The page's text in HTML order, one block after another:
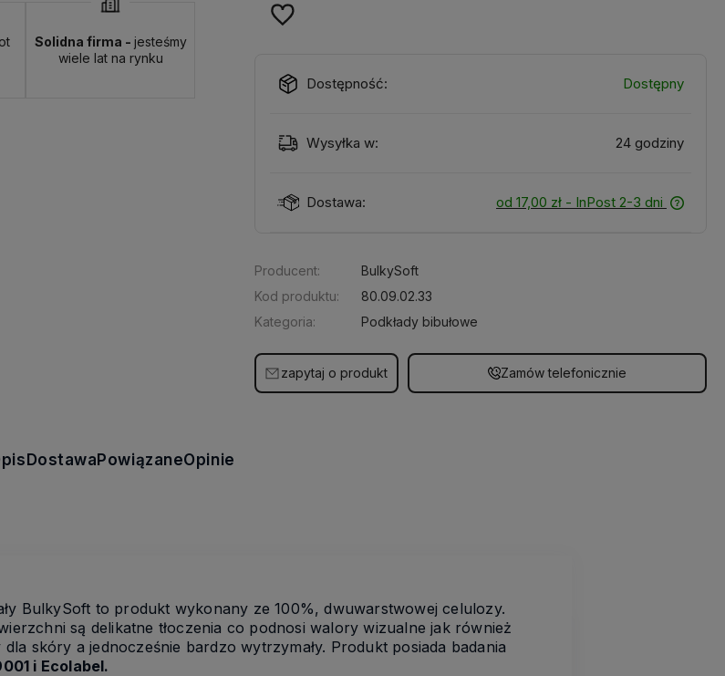
Solidna firma - jesteśmy
wiele lat na rynku
Dostępność: Dostępny
Wysyłka w: 24 godziny
Dostawa: od 17,00 zł - InPost 2-3 dni
Producent:
BulkySoft
Kod produktu:
80.09.02.33
Kategoria:
Podkłady bibułowe
zapytaj o produkt Zamów telefonicznie
Dostawa PowiązaneOpinie
BulkySoft to produkt wykonany ze 100%, dwuwarstwowej celulozy.
są delikatne tłoczenia co podnosi walory wizualne jak również
skóry a jednocześnie bardzo wytrzymały. Produkt posiada badania
i Ecolabel.